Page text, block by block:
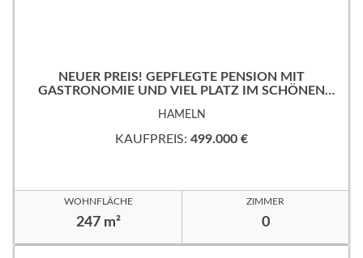
NEUER PREIS! GEPFLEGTE PENSION MIT
GASTRONOMIE UND VIEL PLATZ IM SCHÖNEN
HAMELN
KAUFPREIS: 499.000 €
WOHNFLÄCHE
247 m²
ZIMMER
0